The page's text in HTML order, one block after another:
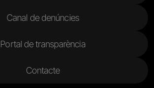
Canal de denúncies
Portal de transparència
Contacte